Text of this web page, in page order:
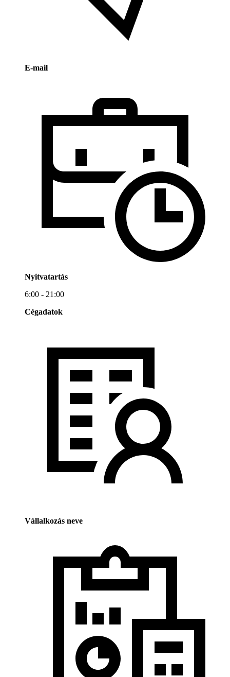
E-mail
Nyitvatartás
6:00 - 21:00
Cégadatok
Vállalkozás neve